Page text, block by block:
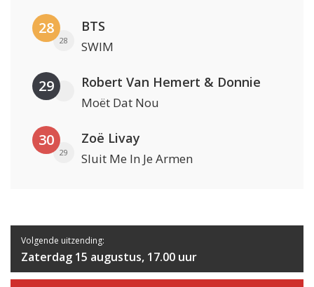
28
28
BTS
SWIM
29 Robert Van Hemert & Donnie
Moët Dat Nou
30
29
Zoë Livay
Sluit Me In Je Armen
Volgende uitzending:
Zaterdag 15 augustus, 17.00 uur